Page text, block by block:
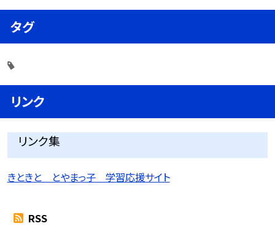
タグ
リンク
リンク集
きときと とやまっ子 学習応援サイト
RSS